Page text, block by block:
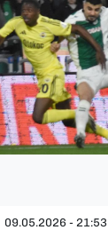
09.05.2026 - 21:53